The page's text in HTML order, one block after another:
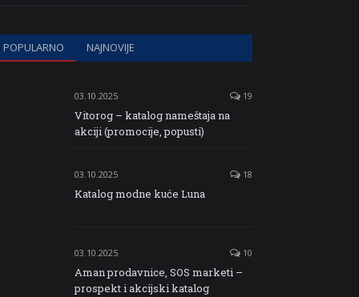
POPULARNO NAJNOVIJE
03.10.2025 19
Vitorog – katalog nameštaja na
akciji (promocije, popusti)
03.10.2025 18
Katalog modne kuće Luna
03.10.2025 10
Aman prodavnice, SOS marketi –
prospekt i akcijski katalog